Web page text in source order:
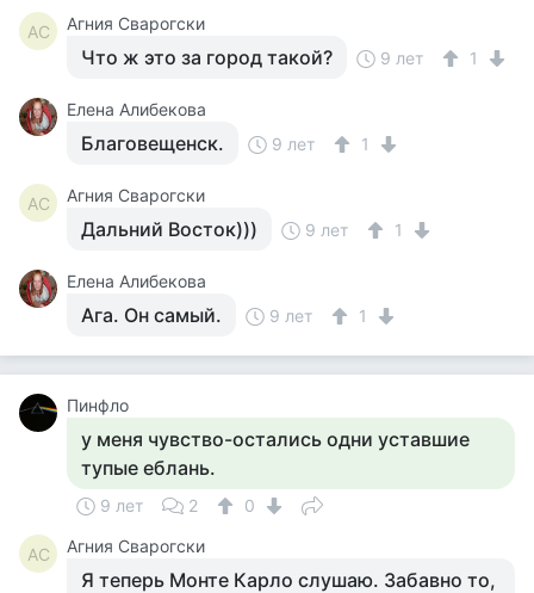
АС Агния Сварогски
Что ж это за город такой? 9 лет 1
Елена Алибекова
Благовещенск. 9 лет 1
АС Агния Сварогски
Дальний Восток))) 9 лет 1
Елена Алибекова
Ага. Он самый. 9 лет 1
Пинфло
у меня чувство-остались одни уставшие
тупые еблань.
9 лет 2 0
АС Агния Сварогски
Я теперь Монте Карло слушаю. Забавно то,